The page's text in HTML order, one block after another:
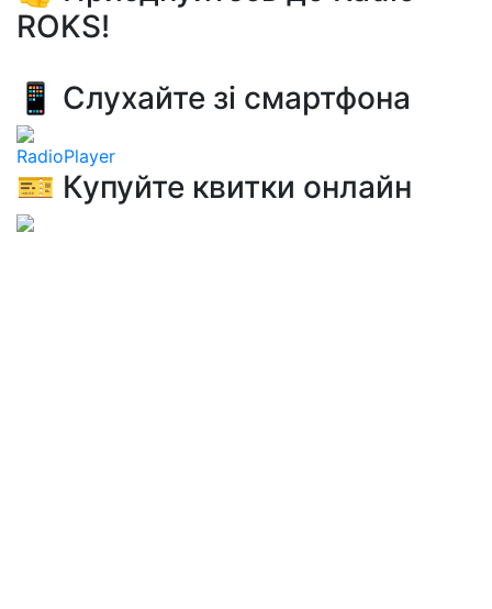
ROKS!
📱 Слухайте зі смартфона
RadioPlayer
🎫 Купуйте квитки онлайн